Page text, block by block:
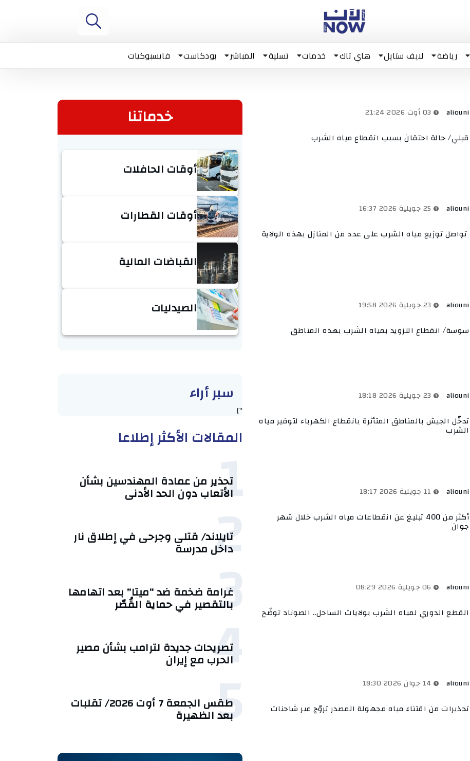
رياضة لايف ستايل هاي تاك خدمات تسلية المباشر بودكاست فايسبوكيات
aliouni 03 أوت 2026 21:24
قبلي/ حالة احتقان بسبب انقطاع مياه الشرب
aliouni 25 جويلية 2026 16:37
تواصل توزيع مياه الشرب على عدد من المنازل بهذه الولاية
aliouni 23 جويلية 2026 19:58
سوسة/ انقطاع التزويد بمياه الشرب بهذه المناطق
aliouni 23 جويلية 2026 18:18
تدخّل الجيش بالمناطق المتأثرة بانقطاع الكهرباء لتوفير مياه
الشرب
aliouni 11 جويلية 2026 18:17
أكثر من 400 تبليغ عن انقطاعات مياه الشرب خلال شهر
جوان
aliouni 06 جويلية 2026 08:29
القطع الدوري لمياه الشرب بولايات الساحل.. الصوناد توضّح
aliouni 14 جوان 2026 18:30
تحذيرات من اقتناء مياه مجهولة المصدر تروّج عبر شاحنات
خدماتنا
أوقات الحافلات
أوقات القطارات
القباضات المالية
الصيدليات
سبر أراء
"]
المقالات الأكثر إطلاعا
1
تحذير من عمادة المهندسين بشأن
الأتعاب دون الحد الأدنى
2
تايلاند/ قتلى وجرحى في إطلاق نار
داخل مدرسة
3
غرامة ضخمة ضد “ميتا” بعد اتهامها
بالتقصير في حماية القُصّر
4
تصريحات جديدة لترامب بشأن مصير
الحرب مع إيران
5 طقس الجمعة 7 أوت 2026/ تقلبات
بعد الظهيرة